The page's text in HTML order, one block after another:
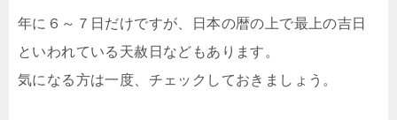
年に６～７日だけですが、日本の暦の上で最上の吉日
といわれている天赦日などもあります。
気になる方は一度、チェックしておきましょう。